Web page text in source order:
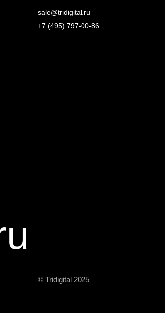
© Tridigital 2025
+7 (495) 797-00-86
sale@tridigital.ru